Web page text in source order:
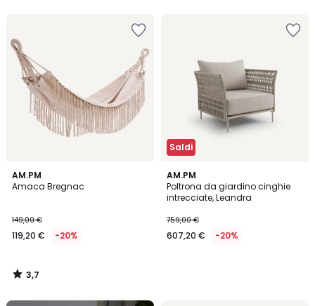
AM.PM
Amaca Bregnac
149,00 €
119,20 € -20%
3,7
/ 5
3,7
/
Saldi
AM.PM
Poltrona da giardino cinghie
intrecciate, Leandra
759,00 €
607,20 € -20%